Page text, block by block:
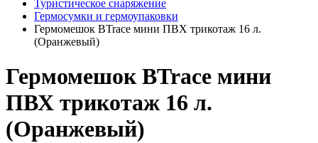
Туристическое снаряжение
Гермосумки и гермоупаковки
Гермомешок BTrace мини ПВХ трикотаж 16 л.
(Оранжевый)
Гермомешок BTrace мини
ПВХ трикотаж 16 л.
(Оранжевый)